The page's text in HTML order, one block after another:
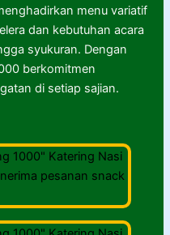
menu variatif
dan kebutuhan acara
syukuran. Dengan
berkomitmen
di setiap sajian.